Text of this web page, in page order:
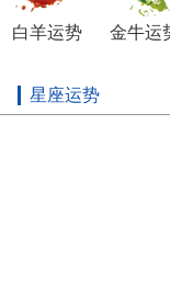
白羊运势 金牛运
星座运势